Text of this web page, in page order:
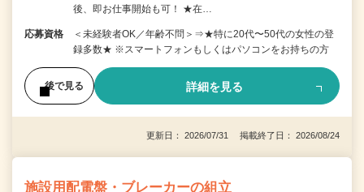
後、即お仕事開始も可！ ★在…
応募資格
＜未経験者OK／年齢不問＞⇒★特に20代〜50代の女性の登
録多数★ ※スマートフォンもしくはパソコンをお持ちの方
後で見る 詳細を見る
更新日： 2026/07/31 掲載終了日： 2026/08/24
施設用配電盤・ブレーカーの組立